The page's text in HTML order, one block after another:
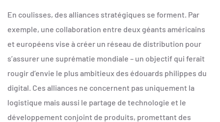
En coulisses, des alliances stratégiques se forment. Par
exemple, une collaboration entre deux géants américains
et européens vise à créer un réseau de distribution pour
s’assurer une suprématie mondiale – un objectif qui ferait
rougir d’envie le plus ambitieux des édouards philippes du
digital. Ces alliances ne concernent pas uniquement la
logistique mais aussi le partage de technologie et le
développement conjoint de produits, promettant des